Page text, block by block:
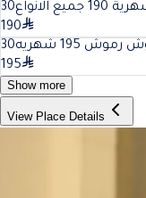
30
190
رموش 195 شهريه
30
195
Show more
View Place Details